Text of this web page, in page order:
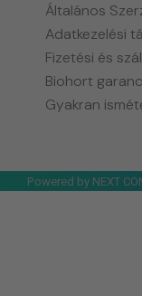
Általános
Adatkezelési
Fizetési és
Biohort
Gyakran
Powered by NEXT